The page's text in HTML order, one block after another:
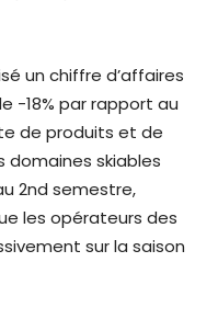
un chiffre d’affaires
-18% par rapport au
de produits et de
domaines skiables
2nd semestre,
les opérateurs des
sur la saison